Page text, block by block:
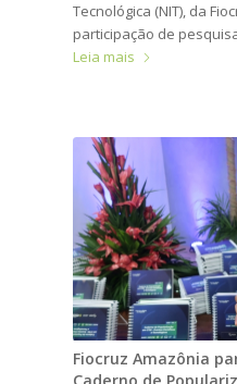
Tecnológica (NIT), da
participação de
Leia mais
Fiocruz Amazônia